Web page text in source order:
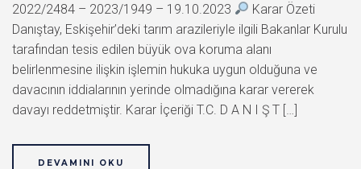
2022/2484 – 2023/1949 – 19.10.2023
Karar Özeti
Danıştay, Eskişehir’deki tarım arazileriyle ilgili Bakanlar Kurulu
tarafından tesis edilen büyük ova koruma alanı
belirlenmesine ilişkin işlemin hukuka uygun olduğuna ve
davacının iddialarının yerinde olmadığına karar vererek
davayı reddetmiştir. Karar İçeriği T.C. D A N I Ş T […]
DEVAMINI OKU